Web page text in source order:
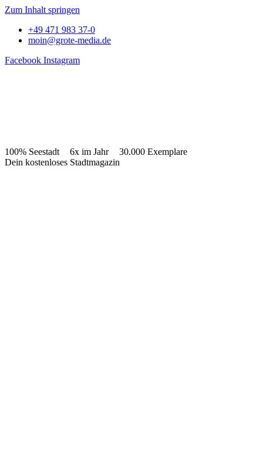
Zum Inhalt springen
+49 471 983 37-0
moin@grote-media.de
Facebook Instagram
100% Seestadt 6x im Jahr
30.000 Exemplare
Dein kostenloses Stadtmagazin